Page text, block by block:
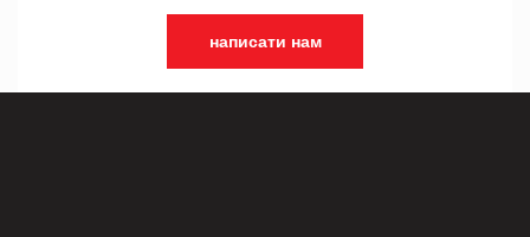
написати нам